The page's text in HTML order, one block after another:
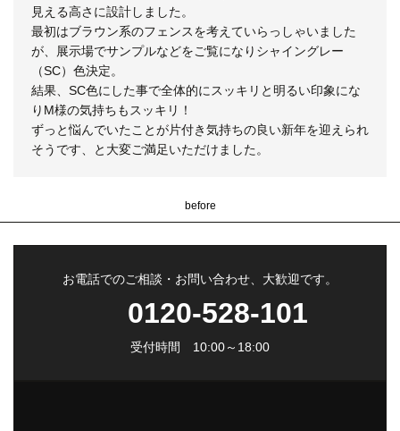
before
見える高さに設計しました。
最初はブラウン系のフェンスを考えていらっしゃいました
が、展示場でサンプルなどをご覧になりシャイングレー
（SC）色決定。
結果、SC色にした事で全体的にスッキリと明るい印象にな
りM様の気持ちもスッキリ！
ずっと悩んでいたことが片付き気持ちの良い新年を迎えられ
そうです、と大変ご満足いただけました。
お電話でのご相談・お問い合わせ、大歓迎です。
0120-528-101
受付時間 10:00～18:00